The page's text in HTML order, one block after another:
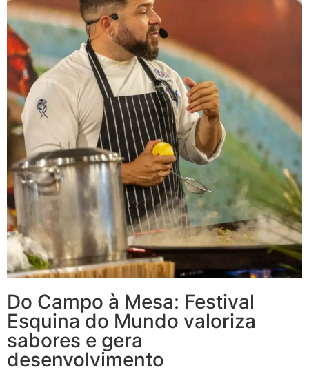
Do Campo à Mesa: Festival
Esquina do Mundo valoriza
sabores e gera
desenvolvimento